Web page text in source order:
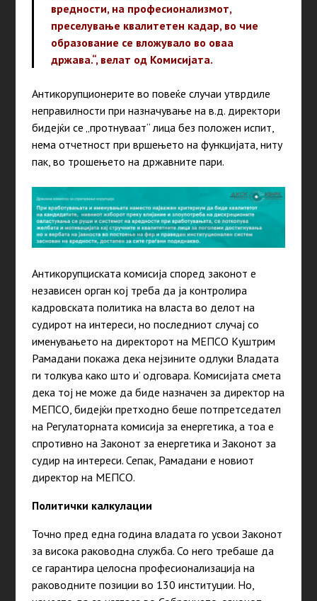
вредности, на професионализмот,
преселување квалитетен кадар, во чие
образование се вложувало во оваа
држава.“, велат од Комисијата.
Антикорупционерите во повеќе случаи утврдиле
неправилности при назначување на в.д. директори
бидејќи се „протнуваат“ лица без положен испит,
нема отчетност при вршењето на функцијата, ниту
пак, во трошењето на државните пари.
Антикорупциската комисија според законот е
независен орган кој треба да ја контролира
кадровската политика на власта во делот на
судирот на интереси, но последниот случај со
именувањето на директорот на МЕПСО Куштрим
Рамадани покажа дека нејзините одлуки Владата
ги толкува како што и’ одговара. Комисијата смета
дека тој не може да биде назначен за директор на
МЕПСО, бидејќи претходно беше потпретседател
на Регулаторната комисија за енергетика, а тоа е
спротивно на Законот за енергетика и Законот за
судир на интереси. Сепак, Рамадани е новиот
директор на МЕПСО.
Политички калкулации
Точно пред една година владата го усвои Законот
за висока раководна служба. Со него требаше да
се гарантира целосна професионализација на
раководните позиции во 130 институции. Но,